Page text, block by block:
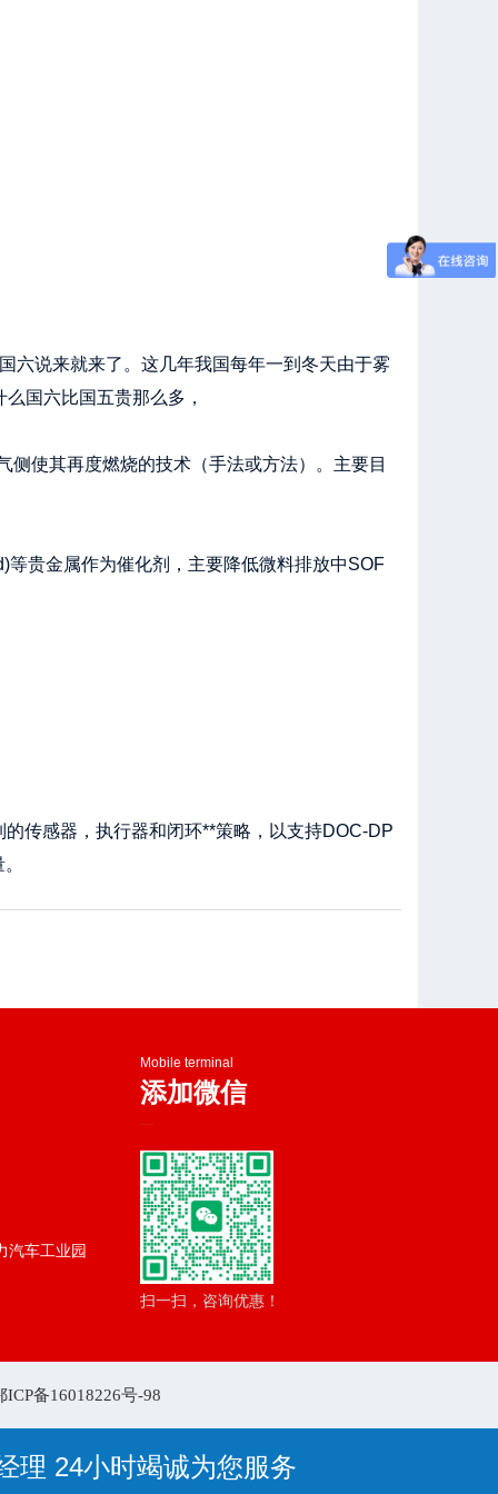
六说来就来了。这几年我国每年一到冬天由于雾
国六比国五贵那么多，
使其再度燃烧的技术（手法或方法）。主要目
贵金属作为催化剂，主要降低微料排放中SOF
传感器，执行器和闭环**策略，以支持DOC-DP
汽车工业园
Mobile terminal
添加微信
扫一扫，咨询优惠！
ICP备16018226号-98
理 24小时竭诚为您服务